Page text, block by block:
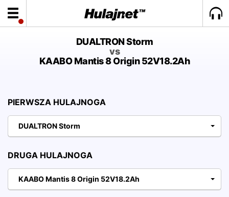
DUALTRON Storm
vs
KAABO Mantis 8 Origin 52V18.2Ah
PIERWSZA HULAJNOGA
DUALTRON Storm
DRUGA HULAJNOGA
KAABO Mantis 8 Origin 52V18.2Ah